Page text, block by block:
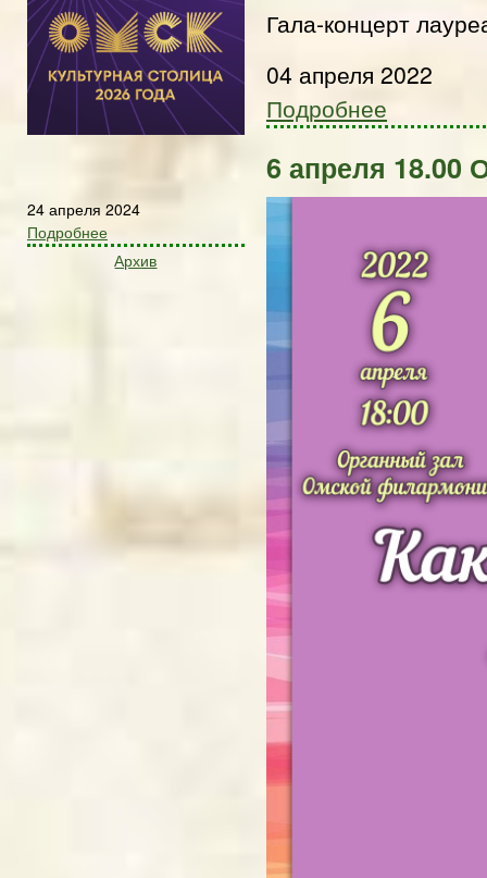
24 апреля 2024
Подробнее
Архив
Гала-концерт
04 апреля 2022
Подробнее
6 апреля 18.00